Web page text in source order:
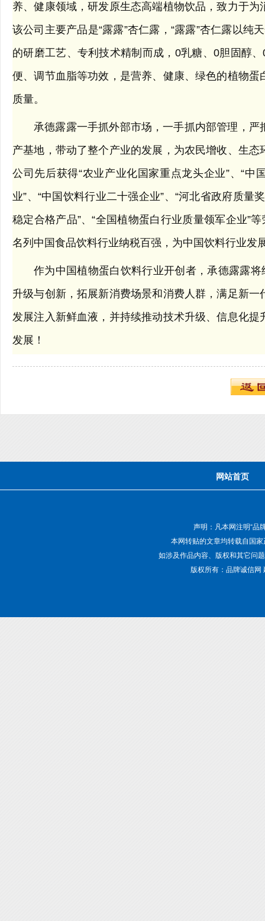
养、健康领域，研发原生态高端植物饮品，致力于
该公司主要产品是“露露”杏仁露，“露露”杏仁露以
的研磨工艺、专利技术精制而成，0乳糖、0胆固醇
便、调节血脂等功效，是营养、健康、绿色的植物
质量。
承德露露一手抓外部市场，一手抓内部管理，
产基地，带动了整个产业的发展，为农民增收、生
公司先后获得“农业产业化国家重点龙头企业”、“中
业”、“中国饮料行业二十强企业”、“河北省政府质量
稳定合格产品”、“全国植物蛋白行业质量领军企业”
名列中国食品饮料行业纳税百强，为中国饮料行业发
作为中国植物蛋白饮料行业开创者，承德露露
升级与创新，拓展新消费场景和消费人群，满足新
发展注入新鲜血液，并持续推动技术升级、信息化
发展！
网站首页
声明：凡本网注明“品
本网转贴的文章均转载自国
如涉及作品内容、版权和其它问
版权所有：品牌诚信